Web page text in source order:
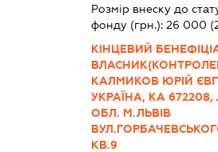
Розмір внеску до
фонду (грн.):26 000
КІНЦЕВИЙ
КАЛМИКОВ ЮРІЙ
УКРАЇНА, КА 672208,
ОБЛ. М.ЛЬВІВ
КВ.9